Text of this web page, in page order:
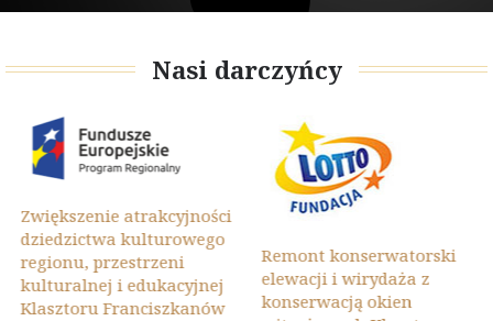
Nasi darczyńcy
Zwiększenie atrakcyjności
dziedzictwa kulturowego
regionu, przestrzeni
kulturalnej i edukacyjnej
Klasztoru Franciszkanów
Remont konserwatorski
elewacji i wirydaża z
konserwacją okien